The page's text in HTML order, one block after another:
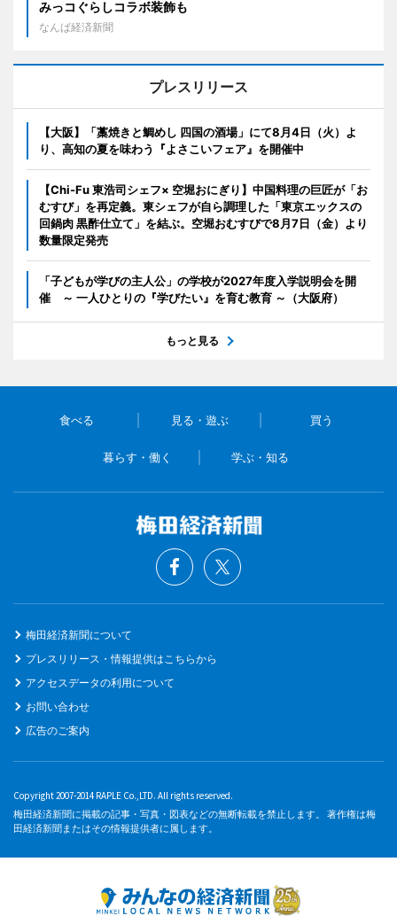
みっコぐらしコラボ装飾も
なんば経済新聞
プレスリリース
【大阪】「藁焼きと鯛めし 四国の酒場」にて8月4日（火）よ
り、高知の夏を味わう『よさこいフェア』を開催中
【Chi-Fu 東浩司シェフ× 空堀おにぎり】中国料理の巨匠が「お
むすび」を再定義。東シェフが自ら調理した「東京エックスの
回鍋肉 黒酢仕立て」を結ぶ。空堀おむすびで8月7日（金）より
数量限定発売
「子どもが学びの主人公」の学校が2027年度入学説明会を開
催 ～ 一人ひとりの『学びたい』を育む教育 ～（大阪府）
もっと見る
食べる 見る・遊ぶ 買う
暮らす・働く 学ぶ・知る
梅田経済新聞について
プレスリリース・情報提供はこちらから
アクセスデータの利用について
お問い合わせ
広告のご案内
Copyright 2007-2014 RAPLE Co.,LTD. All rights reserved.
梅田経済新聞に掲載の記事・写真・図表などの無断転載を禁止します。 著作権は梅
田経済新聞またはその情報提供者に属します。